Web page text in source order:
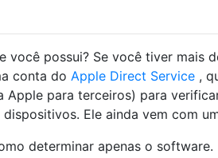
você possui? Se você tiver mais
conta do Apple Direct Service ,
Apple para terceiros) para
Ele ainda vem com
determinar apenas o software.